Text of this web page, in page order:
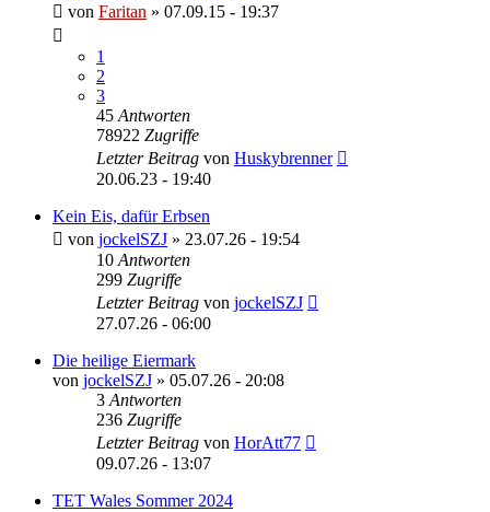
von Faritan » 07.09.15 - 19:37
1
2
3
45 Antworten
78922 Zugriffe
Letzter Beitrag von Huskybrenner
20.06.23 - 19:40
Kein Eis, dafür Erbsen
von jockelSZJ » 23.07.26 - 19:54
10 Antworten
299 Zugriffe
Letzter Beitrag von jockelSZJ
27.07.26 - 06:00
Die heilige Eiermark
von jockelSZJ » 05.07.26 - 20:08
3 Antworten
236 Zugriffe
Letzter Beitrag von HorAtt77
09.07.26 - 13:07
TET Wales Sommer 2024